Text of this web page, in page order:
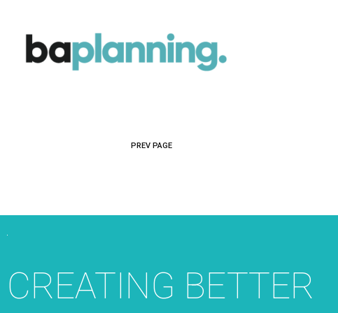
PREV PAGE
CREATING BETTER